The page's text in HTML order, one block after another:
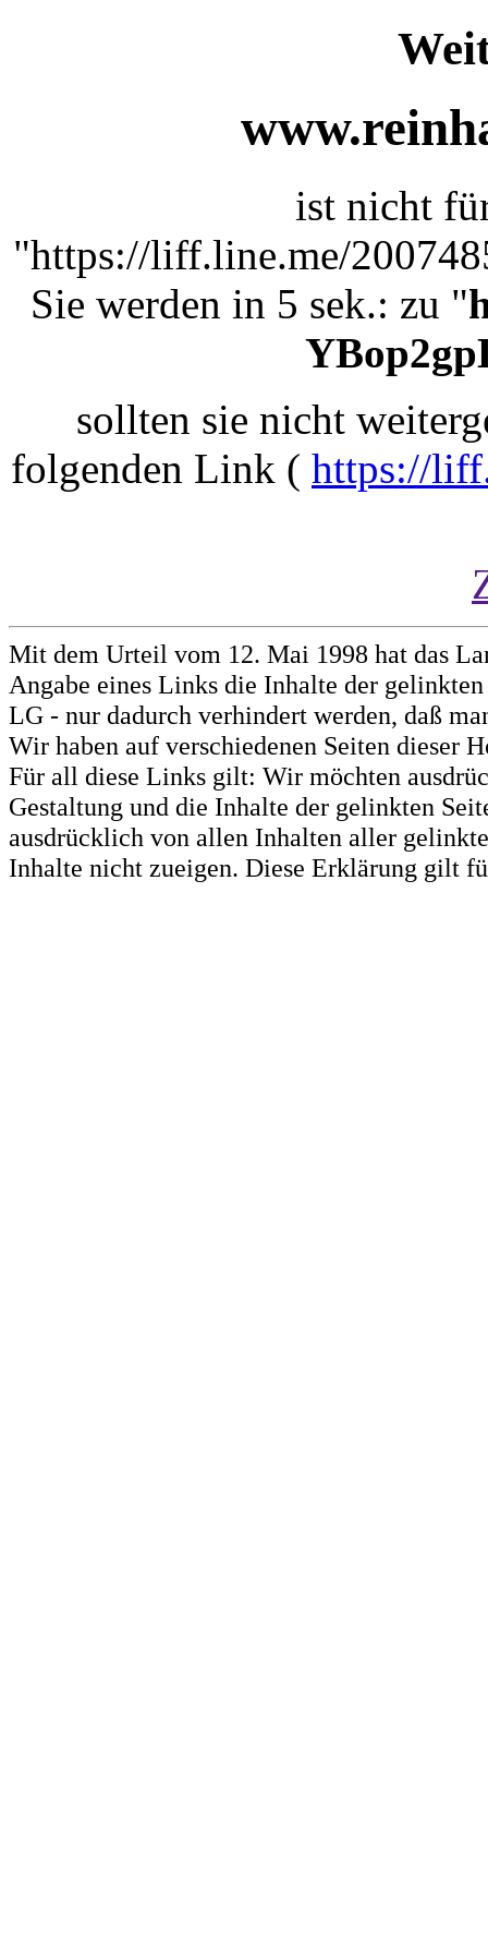
ist nicht
"https://liff.line.me/
Sie werden in 5 sek.: zu "
sollten sie nicht
folgenden Link ( https://
Mit dem Urteil vom 12. Mai 1998 hat das
Angabe eines Links die Inhalte der
LG - nur dadurch verhindert werden, daß
Wir haben auf verschiedenen Seiten dieser
Für all diese Links gilt: Wir möchten
Gestaltung und die Inhalte der gelinkten
ausdrücklich von allen Inhalten aller
Inhalte nicht zueigen. Diese Erklärung gilt